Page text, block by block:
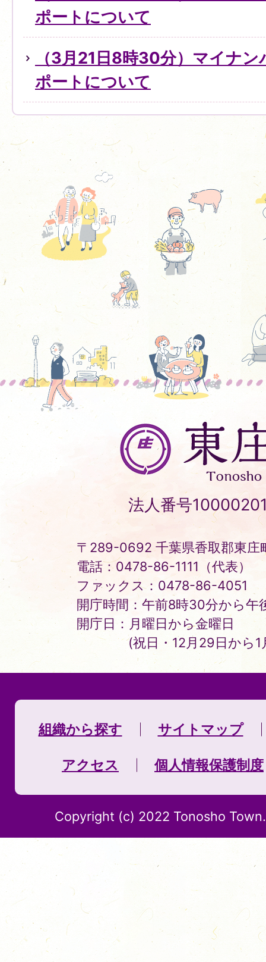
ポートについて
（3月21日8時30分）マイナ
ポートについて
東
庄
町
Tonosho
Town
法人番号
〒289-0692 千葉県香取郡東庄
電話：0478-86-1111（代表）
ファックス：0478-86-4051
開庁時間：午前8時30分から午
開庁日：月曜日から金曜日
(祝日・12月29日から
組織から探す サイトマップ
アクセス 個人情報保護制度
Copyright (c) 2022 Tonosho